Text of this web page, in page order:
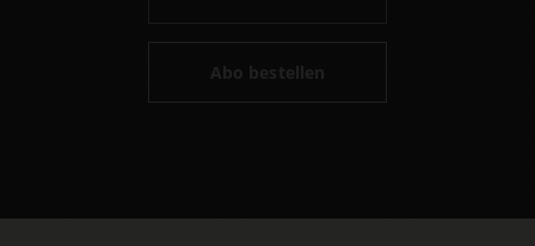
Abo bestellen